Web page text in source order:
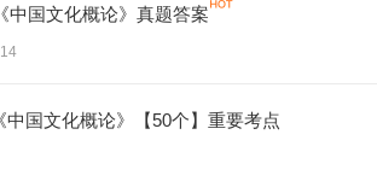
中国文化概论》真题答案
中国文化概论》【50个】重要考点